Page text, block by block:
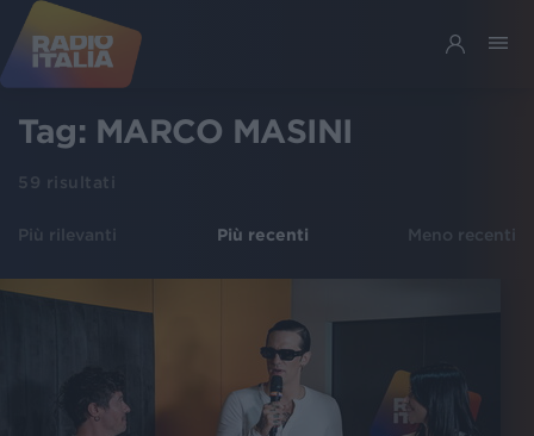
Tag: MARCO MASINI
59 risultati
Più rilevanti Più recenti Meno recenti